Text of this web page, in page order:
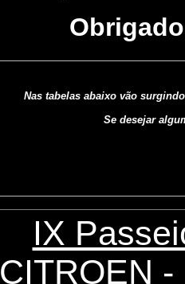
Nas tabelas abaixo vão
Se desejar
IX
CITROEN -